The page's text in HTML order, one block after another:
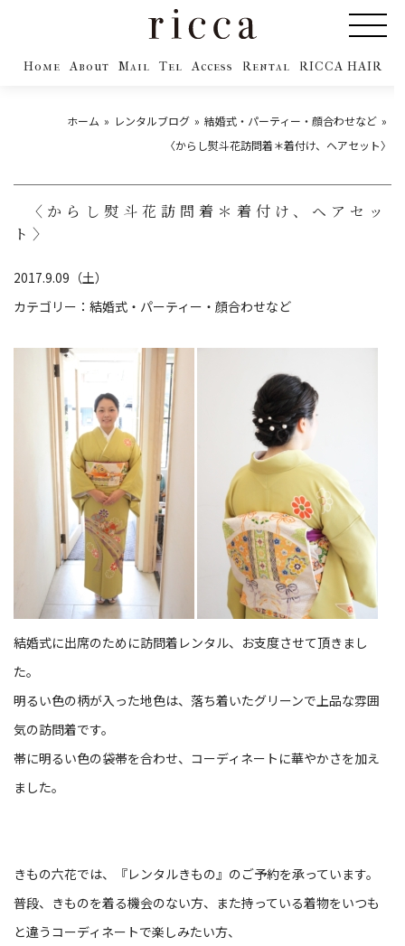
Home About Mail Tel Access Rental RICCA HAIR
ホーム レンタルブログ
結婚式・パーティー・顔合わせなど
〈からし熨斗花訪問着＊着付け、ヘアセット〉
〈からし熨斗花訪問着＊着付け、ヘアセッ
ト〉
2017.9.09（土）
カテゴリー： 結婚式・パーティー・顔合わせなど
結婚式に出席のために訪問着レンタル、お支度させて頂きまし
た。
明るい色の柄が入った地色は、落ち着いたグリーンで上品な雰囲
気の訪問着です。
帯に明るい色の袋帯を合わせ、コーディネートに華やかさを加え
ました。
きもの六花では、『レンタルきもの』のご予約を承っています。
普段、きものを着る機会のない方、また持っている着物をいつも
と違うコーディネートで楽しみたい方、